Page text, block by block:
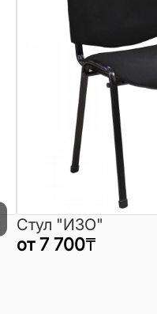
Стул "ИЗО"
от 7 700₸